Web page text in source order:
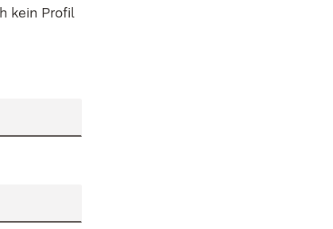
kein Profil